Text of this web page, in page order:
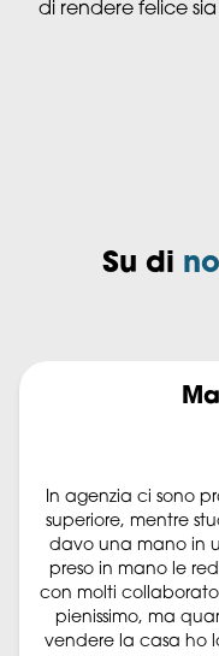
di rendere felice
Su di
In agenzia ci sono
superiore, mentre
davo una mano in
preso in mano le
con molti
pienissimo, ma
vendere la casa ho